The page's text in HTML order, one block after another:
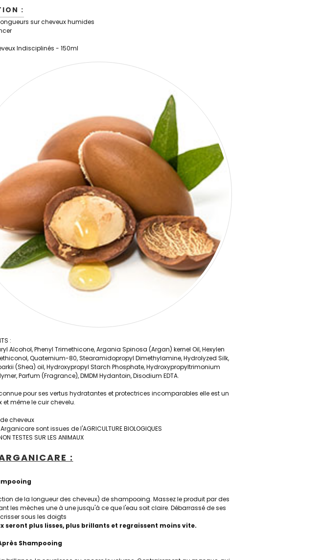
:
sur cheveux humides
Indisciplinés - 150ml
:
Alcohol, Phenyl Trimethicone, Argania Spinosa (Argan) kernel Oil, Hexylen
Quaternium-80, Stearamidopropyl Dimethylamine, Hydrolyzed Silk,
(Shea) oil, Hydroxypropyl Starch Phosphate, Hydroxypropyltrimonium
Parfum (Fragrance), DMDM Hydantoin, Disodium EDTA.
pour ses vertus hydratantes et protectrices incomparables elle est un
et même le cuir chevelu.
cheveux
sont issues de l'AGRICULTURE BIOLOGIQUES
SUR LES ANIMAUX
:
de la longueur des cheveux) de shampooing. Massez le produit par des
les mèches une à une jusqu'à ce que l'eau soit claire. Débarrassé de ses
sous les doigts
seront plus lisses, plus brillants et regraissent moins vite.
Shampooing